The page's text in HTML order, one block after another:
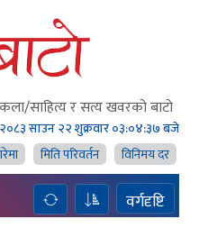
साहित्य र सत्य खवरको बाटाे
२०८३ साउन २२ शुक्रवार०३:०४:३८ बजे
मिति परिवर्तन विनिमय दर
वर्गदृष्टि